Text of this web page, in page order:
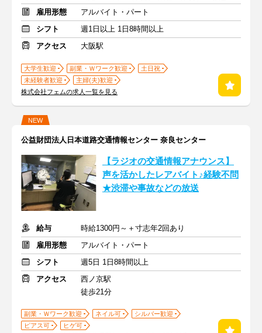
雇用形態
アルバイト・パート
シフト
週1日以上 1日8時間以上
アクセス
大阪駅
大学生歓迎 副業・Ｗワーク歓迎
土日祝
未経験者歓迎
主婦(夫)歓迎
株式会社フェムの求人一覧を見る
NEW
公益財団法人日本道路交通情報センター 奈良センター
【ラジオの交通情報アナウンス】
声を活かしたレアバイト♪経験不問
★渋滞や事故などの放送
給与
時給1300円～＋寸志年2回あり
雇用形態
アルバイト・パート
シフト
週5日 1日8時間以上
アクセス
西ノ京駅
徒歩21分
副業・Ｗワーク歓迎 ネイル可
シルバー歓迎
ピアス可
ヒゲ可